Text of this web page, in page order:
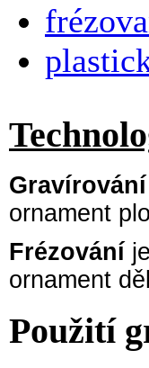
Gravírování
ornament
Frézování
ornament
Použití